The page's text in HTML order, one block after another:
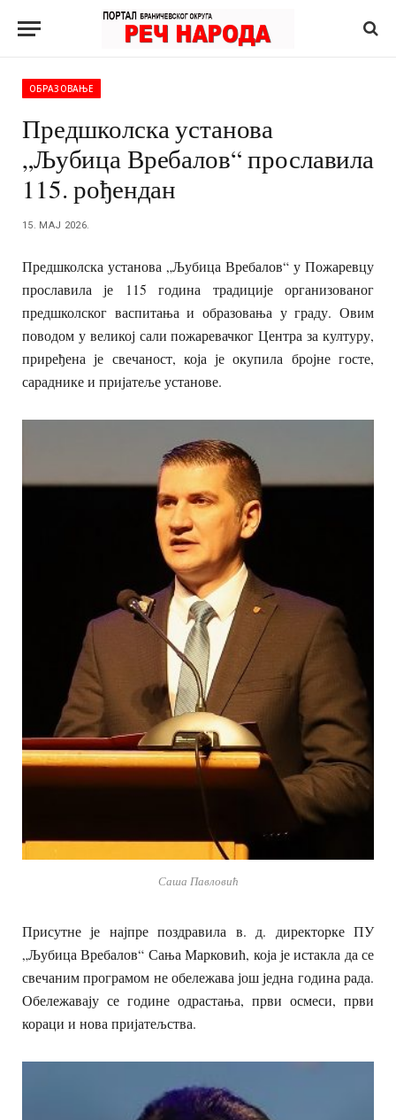
ОБРАЗОВАЊЕ
Предшколска установа
„Љубица Вребалов“ прославила
115. рођендан
15. МАЈ 2026.
Предшколска установа „Љубица Вребалов“ у Пожаревцу
прославила је 115 година традиције организованог
предшколског васпитања и образовања у граду. Овим
поводом у великој сали пожаревачког Центра за културу,
приређена је свечаност, која је окупила бројне госте,
сараднике и пријатеље установе.
Саша Павловић
Присутне је најпре поздравила в. д. директорке ПУ
„Љубица Вребалов“ Сања Марковић, која је истакла да се
свечаним програмом не обележава још једна година рада.
Обележавају се године одрастања, први осмеси, први
кораци и нова пријатељства.